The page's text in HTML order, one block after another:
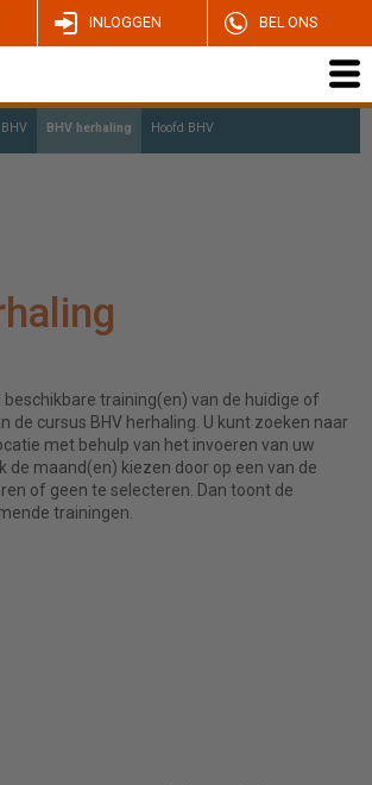
INLOGGEN BEL ONS
BHV BHV herhaling Hoofd BHV
beschikbare training(en) van de huidige of
de cursus BHV herhaling. U kunt zoeken naar
met behulp van het invoeren van uw
de maand(en) kiezen door op een van de
of geen te selecteren. Dan toont de
trainingen.